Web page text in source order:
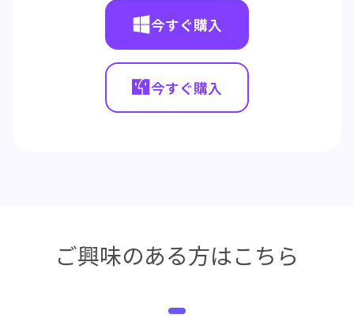
今すぐ購入
今すぐ購入
ご興味のある方はこちら